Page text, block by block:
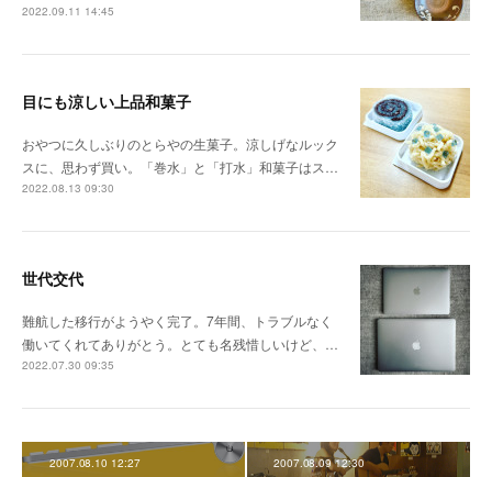
2022.09.11 14:45
目にも涼しい上品和菓子
おやつに久しぶりのとらやの生菓子。涼しげなルック
スに、思わず買い。「巻水」と「打水」和菓子はス…
2022.08.13 09:30
世代交代
難航した移行がようやく完了。7年間、トラブルなく
働いてくれてありがとう。とても名残惜しいけど、…
2022.07.30 09:35
2007.08.10 12:27 2007.08.09 12:30